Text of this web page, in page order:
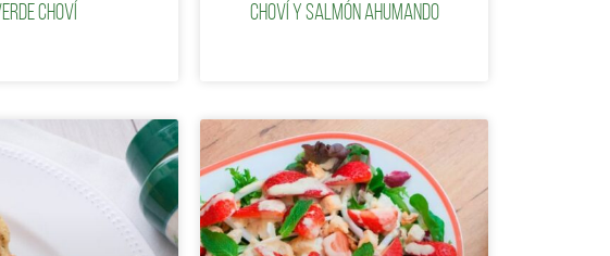
Choví
Choví y Salmón Ahumando